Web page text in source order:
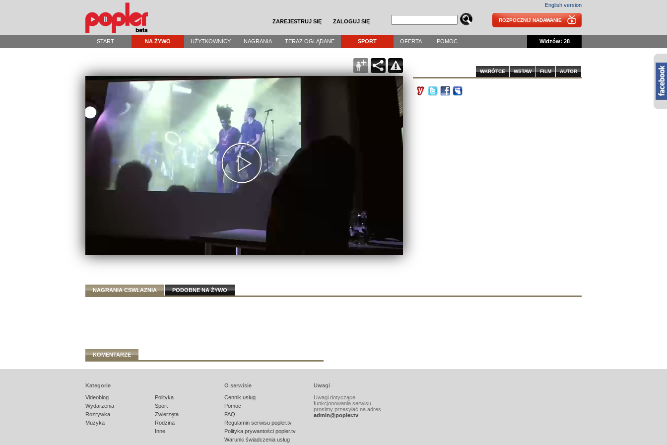
ZAREJESTRUJ SIĘ ZALOGUJ SIĘ
English version
ROZPOCZNIJ NADAWANIE
START NA ŻYWO UŻYTKOWNICY NAGRANIA TERAZ OGLĄDANE SPORT OFERTA POMOC Widzów: 28
AUTOR
FILM
WSTAW
WKRÓTCE
NAGRANIA CSWLAZNIA PODOBNE NA ŻYWO
KOMENTARZE
Kategorie
Videoblog
Wydarzenia
Rozrywka
Muzyka
Polityka
Sport
Zwierzęta
Rodzina
Inne
O serwisie
Cennik usług
Pomoc
FAQ
Regulamin serwisu popler.tv
Polityka prywantości popler.tv
Warunki świadczenia usług
Uwagi
Uwagi dotyczące
funkcjonowania serwisu
prosimy przesyłać na adres
admin@popler.tv